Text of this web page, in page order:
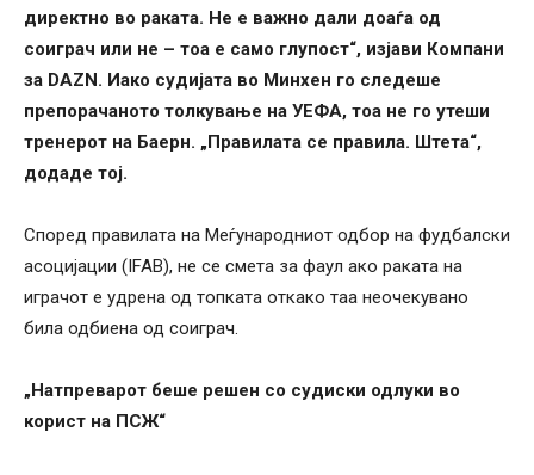
директно во раката. Не е важно дали доаѓа од
соиграч или не – тоа е само глупост“, изјави Компани
за DAZN. Иако судијата во Минхен го следеше
препорачаното толкување на УЕФА, тоа не го утеши
тренерот на Баерн. „Правилата се правила. Штета“,
додаде тој.
Според правилата на Меѓународниот одбор на фудбалски
асоцијации (IFAB), не се смета за фаул ако раката на
играчот е удрена од топката откако таа неочекувано
била одбиена од соиграч.
„Натпреварот беше решен со судиски одлуки во
корист на ПСЖ“